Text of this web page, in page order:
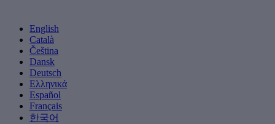
English
Català
Čeština
Dansk
Deutsch
Ελληνικά
Español
Français
한국어